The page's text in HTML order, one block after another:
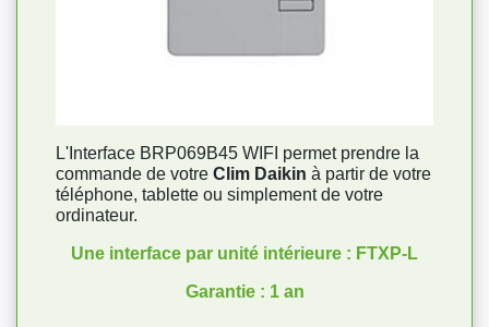
L'Interface BRP069B45 WIFI permet prendre la
commande de votre Clim Daikin à partir de votre
téléphone, tablette ou simplement de votre
ordinateur.
Une interface par unité intérieure : FTXP-L
Garantie : 1 an